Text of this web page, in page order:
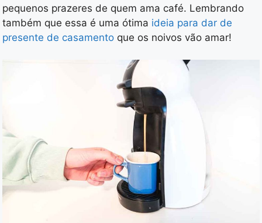
pequenos prazeres de quem ama café. Lembrando
também que essa é uma ótima ideia para dar de
presente de casamento que os noivos vão amar!